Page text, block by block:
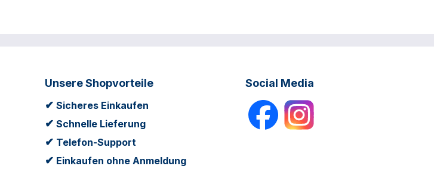
Unsere Shopvorteile
✔ Sicheres Einkaufen
✔ Schnelle Lieferung
✔ Telefon-Support
✔ Einkaufen ohne Anmeldung
Social Media